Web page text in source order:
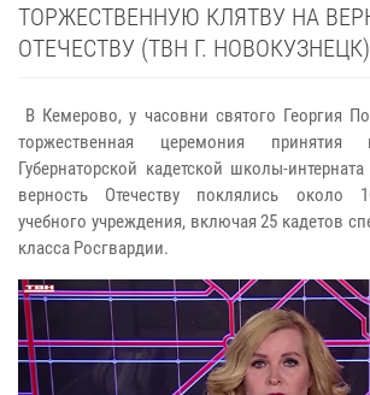
ТОРЖЕСТВЕННУЮ КЛЯТВУ НА
ОТЕЧЕСТВУ (ТВН Г. НОВОКУЗНЕЦК)
В Кемерово, у часовни святого Георгия
торжественная церемония принятия
Губернаторской кадетской школы-
верность Отечеству поклялись около
учебного учреждения, включая 25 кадетов
класса Росгвардии.